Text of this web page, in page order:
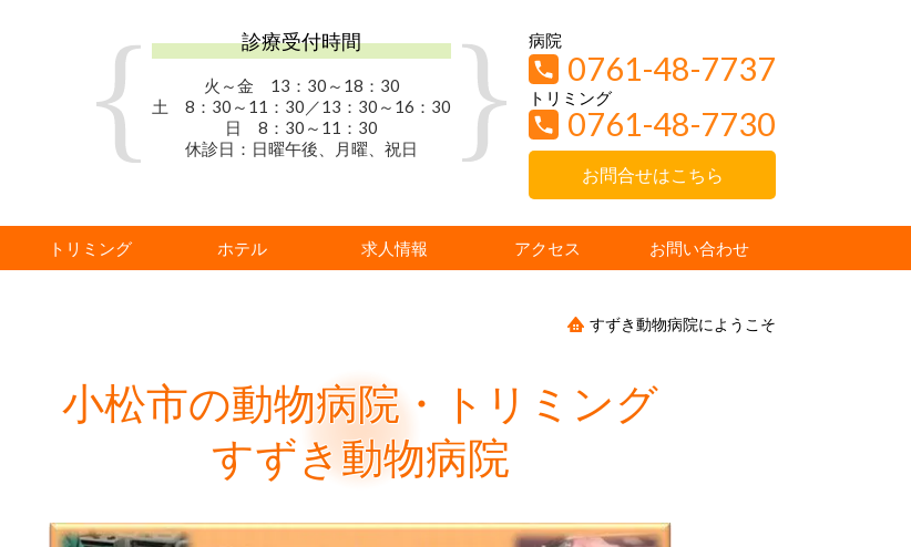
診療受付時間
火～金 13：30 ～18：30
土 8：30～11：30／13：30～16：30
日 8：30～11：30
休診日：日曜午後、月曜、祝日
病院
0761-48-7737
トリミング
0761-48-7730
お問合せはこちら
トリミング ホテル 求人情報 アクセス お問い合わせ
すずき動物病院にようこそ
小松市の動物病院・トリミング
すずき動物病院